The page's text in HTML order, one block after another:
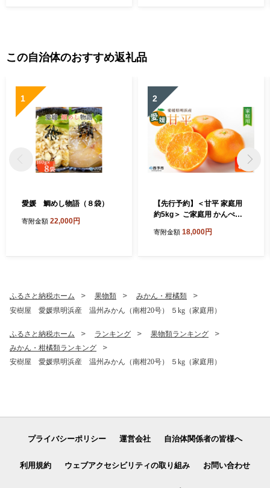
この自治体のおすすめ返礼品
1
愛媛 鯛めし物語（８袋）
寄附金額 22,000円
2
【先行予約】＜甘平 家庭用
約5kg＞ ご家庭用 かんぺい
柑 訳あり 果物 くだもの フル
寄附金額 18,000円
ふるさと納税ホーム 果物類
みかん・柑橘類
安樹屋 愛媛県明浜産 温州みかん（南柑20号） ５kg（家庭用）
ふるさと納税ホーム ランキング
果物類ランキング
みかん・柑橘類ランキング
安樹屋 愛媛県明浜産 温州みかん（南柑20号） ５kg（家庭用）
プライバシーポリシー 運営会社 自治体関係者の皆様へ
利用規約 ウェブアクセシビリティの取り組み お問い合わせ